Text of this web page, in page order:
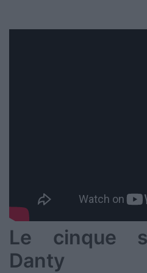
Le cinque
Danty